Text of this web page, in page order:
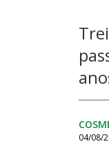
04/08/